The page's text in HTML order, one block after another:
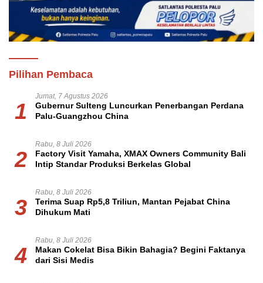
Pilihan Pembaca
1
Jumat, 7 Agustus 2026
Gubernur Sulteng Luncurkan Penerbangan Perdana
Palu-Guangzhou China
2
Rabu, 8 Juli 2026
Factory Visit Yamaha, XMAX Owners Community Bali
Intip Standar Produksi Berkelas Global
3
Rabu, 8 Juli 2026
Terima Suap Rp5,8 Triliun, Mantan Pejabat China
Dihukum Mati
4
Rabu, 8 Juli 2026
Makan Cokelat Bisa Bikin Bahagia? Begini Faktanya
dari Sisi Medis